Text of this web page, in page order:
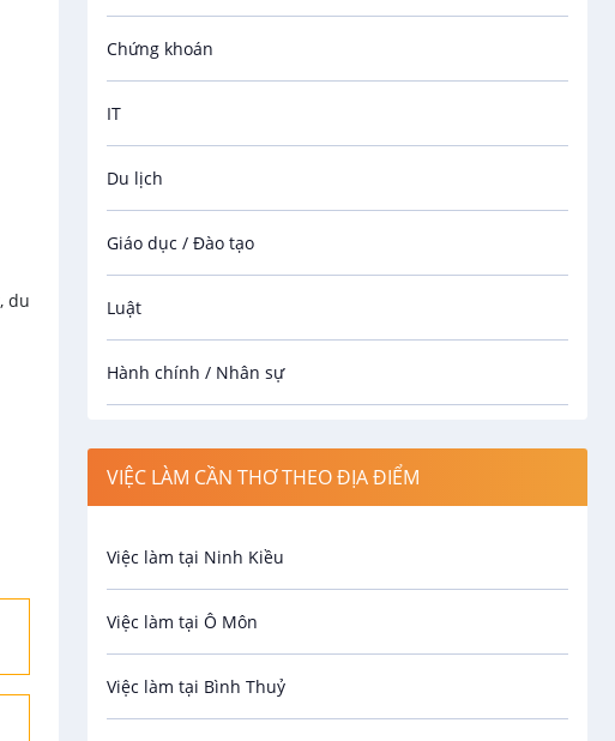
du
Chứng khoán
IT
Du lịch
Giáo dục / Đào tạo
Luật
Hành chính / Nhân sự
Spa
Bảo Vệ
An toàn lao động
Bảo hiểm
VIỆC LÀM CẦN THƠ THEO ĐỊA ĐIỂM
Việc làm tại Ninh Kiều
Việc làm tại Ô Môn
Việc làm tại Bình Thuỷ